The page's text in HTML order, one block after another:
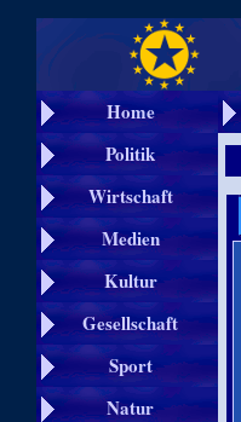
Home
Politik
Wirtschaft
Medien
Kultur
Gesellschaft
Sport
Natur